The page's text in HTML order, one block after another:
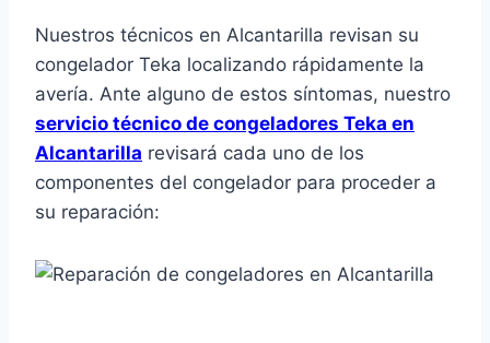
Nuestros técnicos en Alcantarilla revisan su
congelador Teka localizando rápidamente la
avería. Ante alguno de estos síntomas, nuestro
servicio técnico de congeladores Teka en
Alcantarilla revisará cada uno de los
componentes del congelador para proceder a
su reparación: